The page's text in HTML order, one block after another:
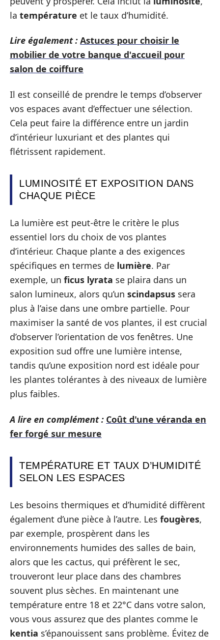
la température et le taux d’humidité.
Lire également : Astuces pour choisir le
mobilier de votre banque d'accueil pour
salon de coiffure
Il est conseillé de prendre le temps d’observer
vos espaces avant d’effectuer une sélection.
Cela peut faire la différence entre un jardin
d’intérieur luxuriant et des plantes qui
flétrissent rapidement.
LUMINOSITÉ ET EXPOSITION DANS
CHAQUE PIÈCE
La lumière est peut-être le critère le plus
essentiel lors du choix de vos plantes
d’intérieur. Chaque plante a des exigences
spécifiques en termes de lumière. Par
exemple, un ficus lyrata se plaira dans un
salon lumineux, alors qu’un scindapsus sera
plus à l’aise dans une ombre partielle. Pour
maximiser la santé de vos plantes, il est crucial
d’observer l’orientation de vos fenêtres. Une
exposition sud offre une lumière intense,
tandis qu’une exposition nord est idéale pour
les plantes tolérantes à des niveaux de lumière
plus faibles.
A lire en complément : Coût d'une véranda en
fer forgé sur mesure
TEMPÉRATURE ET TAUX D’HUMIDITÉ
SELON LES ESPACES
Les besoins thermiques et d’humidité diffèrent
également d’une pièce à l’autre. Les fougères,
par exemple, prospèrent dans les
environnements humides des salles de bain,
alors que les cactus, qui préfèrent le sec,
trouveront leur place dans des chambres
souvent plus sèches. En maintenant une
température entre 18 et 22°C dans votre salon,
vous vous assurez que des plantes comme le
kentia s’épanouissent sans problème. Évitez de